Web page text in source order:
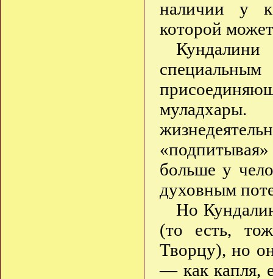
наличии у
которой
Кундалини
больше у
духовным
Но
(то есть,
Творцу), но
— как капля,